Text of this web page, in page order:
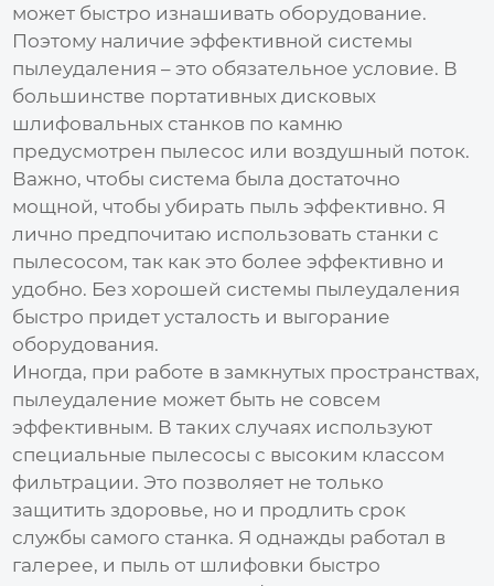
может быстро изнашивать оборудование.
Поэтому наличие эффективной системы
пылеудаления – это обязательное условие. В
большинстве портативных дисковых
шлифовальных станков по камню
предусмотрен пылесос или воздушный поток.
Важно, чтобы система была достаточно
мощной, чтобы убирать пыль эффективно. Я
лично предпочитаю использовать станки с
пылесосом, так как это более эффективно и
удобно. Без хорошей системы пылеудаления
быстро придет усталость и выгорание
оборудования.
Иногда, при работе в замкнутых пространствах,
пылеудаление может быть не совсем
эффективным. В таких случаях используют
специальные пылесосы с высоким классом
фильтрации. Это позволяет не только
защитить здоровье, но и продлить срок
службы самого станка. Я однажды работал в
галерее, и пыль от шлифовки быстро